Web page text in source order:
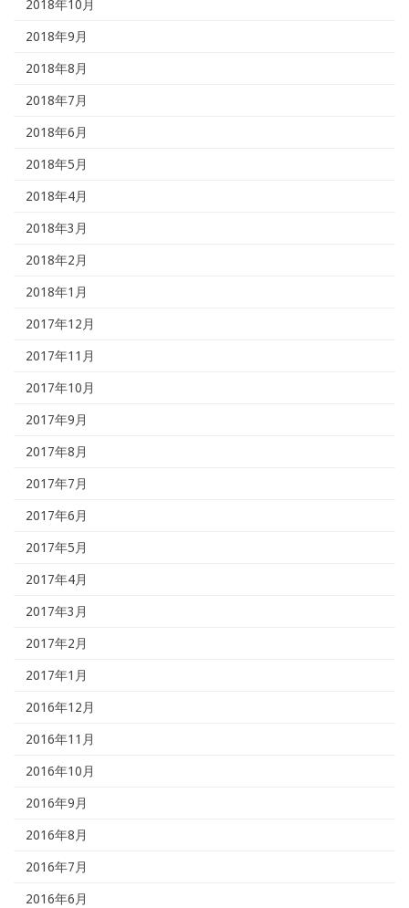
2018年10月
2018年9月
2018年8月
2018年7月
2018年6月
2018年5月
2018年4月
2018年3月
2018年2月
2018年1月
2017年12月
2017年11月
2017年10月
2017年9月
2017年8月
2017年7月
2017年6月
2017年5月
2017年4月
2017年3月
2017年2月
2017年1月
2016年12月
2016年11月
2016年10月
2016年9月
2016年8月
2016年7月
2016年6月